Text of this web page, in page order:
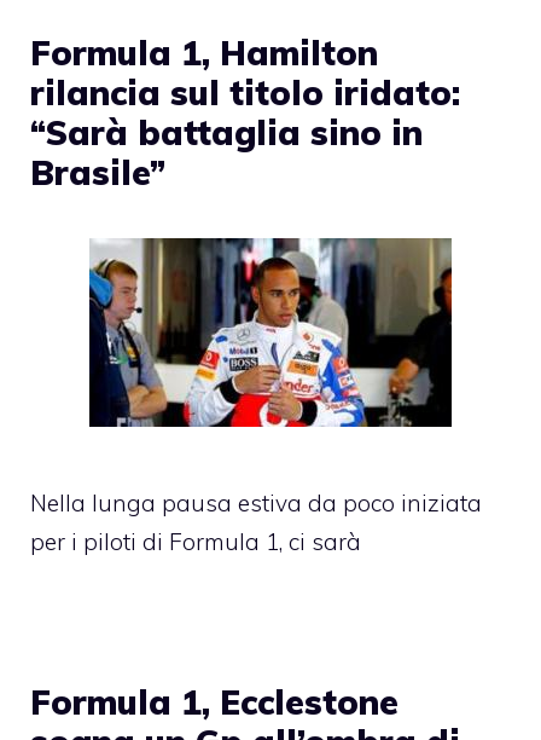
Formula 1, Hamilton
rilancia sul titolo iridato:
“Sarà battaglia sino in
Brasile”
Nella lunga pausa estiva da poco iniziata
per i piloti di Formula 1, ci sarà
Formula 1, Ecclestone